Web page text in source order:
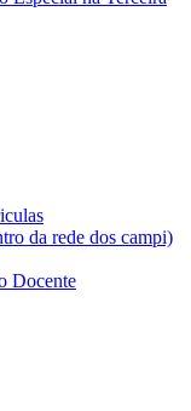
da rede dos campi)
Docente